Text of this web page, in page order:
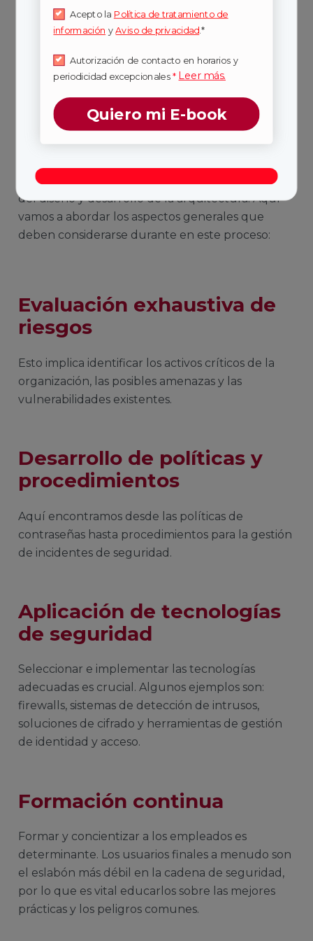
especialista en ciberseguridad quien se encargue
del diseño y desarrollo de la arquitectura. Aquí
vamos a abordar los aspectos generales que
deben considerarse durante en este proceso:
Evaluación exhaustiva de
riesgos
Esto implica identificar los activos críticos de la
organización, las posibles amenazas y las
vulnerabilidades existentes.
Desarrollo de políticas y
procedimientos
Aquí encontramos desde las políticas de
contraseñas hasta procedimientos para la gestión
de incidentes de seguridad.
Aplicación de tecnologías
de seguridad
Seleccionar e implementar las tecnologías
adecuadas es crucial. Algunos ejemplos son:
firewalls, sistemas de detección de intrusos,
soluciones de cifrado y herramientas de gestión
de identidad y acceso.
Formación continua
Formar y concientizar a los empleados es
determinante. Los usuarios finales a menudo son
el eslabón más débil en la cadena de seguridad,
por lo que es vital educarlos sobre las mejores
prácticas y los peligros comunes.
Acepto la Política de tratamiento de
información yAviso de privacidad.*
Autorización de contacto en horarios y
periodicidad excepcionales * Leer más.
Quiero mi E-book